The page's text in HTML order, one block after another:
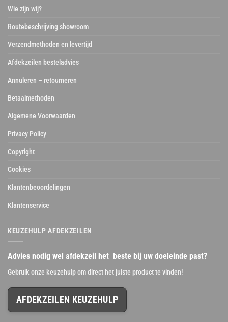
Wie zijn wij?
Routebeschrijving showroom
Verzendmethoden en levertijd
Afdekzeilen besteladvies
Annuleren – retourneren
Betaalmethoden
Algemene Voorwaarden
Privacy Policy
Copyright
Cookies
Klantenbeoordelingen
Klantenservice
KEUZEHULP AFDEKZEILEN
Advies nodig wel afdekzeil het beste bij uw doeleinde past?
Gebruik onze keuzehulp om direct het juiste product te vinden!
AFDEKZEILEN KEUZEHULP